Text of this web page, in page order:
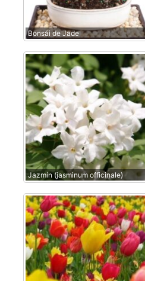
Bonsái de Jade
Jazmín (jasminum officinale)